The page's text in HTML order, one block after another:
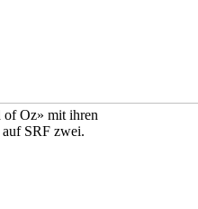
of Oz» mit ihren
SRF zwei.